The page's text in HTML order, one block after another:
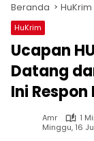
Latest
World,
Headlines,
News
Today
Beranda HuKrim
HuKrim
Ucapan
Datang
Ini
Amr
1
Minggu, 16